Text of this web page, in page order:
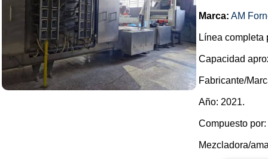
Marca: AM
Línea completa
Capacidad
Fabricante/
Año: 2021.
Compuesto por:
Mezcladora/